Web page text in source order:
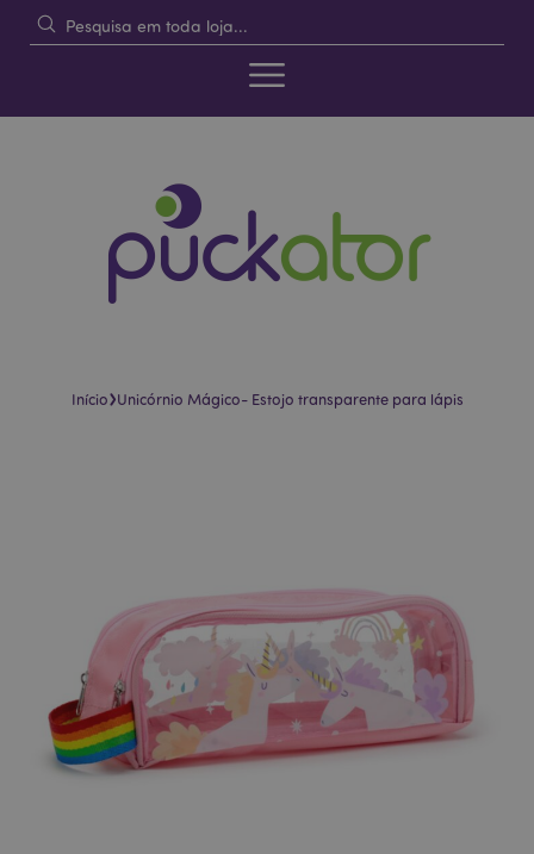
Início›Unicórnio Mágico- Estojo transparente para lápis